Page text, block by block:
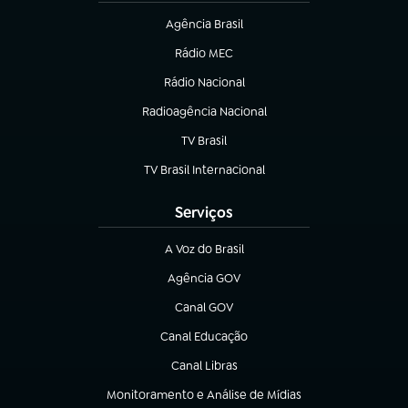
Agência Brasil
(abre em nova aba)
Rádio MEC
(abre em nova aba)
Rádio Nacional
Radioagência Nacional
(abre em nova aba)
TV Brasil
(abre em nova aba)
TV Brasil Internacional
(abre em nova aba)
Serviços
A Voz do Brasil
(abre em nova aba)
Agência GOV
(abre em nova aba)
Canal GOV
(abre em nova aba)
Canal Educação
(abre em nova aba)
Canal Libras
(abre em nova aba)
Monitoramento e Análise de Mídias
(abre em nova aba)